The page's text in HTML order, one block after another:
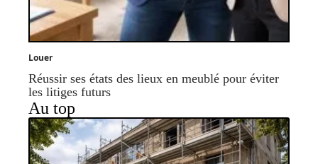
Louer
Réussir ses états des lieux en meublé pour éviter
les litiges futurs
Au top